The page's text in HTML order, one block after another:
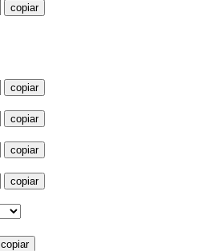
copiar
copiar
copiar
copiar
copiar
copiar